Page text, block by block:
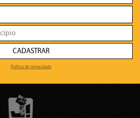
CADASTRAR
Política de privacidade